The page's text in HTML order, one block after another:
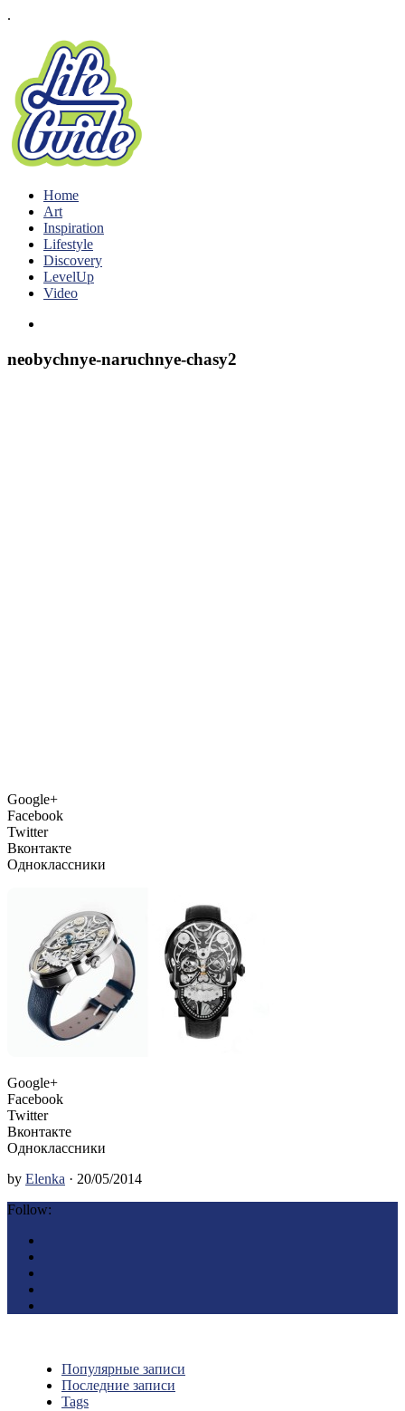
.
Home
Art
Inspiration
Lifestyle
Discovery
LevelUp
Video
neobychnye-naruchnye-chasy2
Google+
Facebook
Twitter
Вконтакте
Одноклассники
Google+
Facebook
Twitter
Вконтакте
Одноклассники
by Elenka · 20/05/2014
Follow:
Популярные записи
Последние записи
Tags